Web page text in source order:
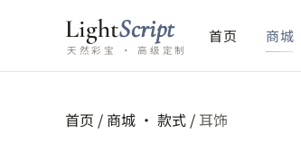
LightScript
天然彩宝 · 高级定制
首页 商城
首页 / 商城 · 款式 / 耳饰
短视频